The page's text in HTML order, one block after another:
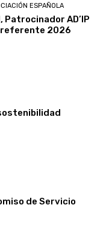
ESPAÑOLA
Patrocinador AD’IP
2026
sostenibilidad
de Servicio